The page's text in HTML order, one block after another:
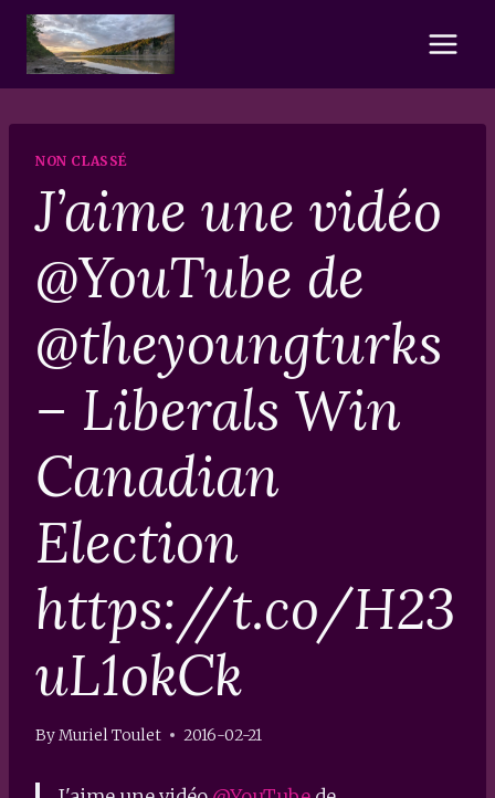
Skip
content
NON CLASSÉ
J’aime une vidéo
@YouTube de
@theyoungturks
– Liberals Win
Canadian
Election
https://t.co/H23
uL1okCk
ByMuriel Toulet 2016-02-21